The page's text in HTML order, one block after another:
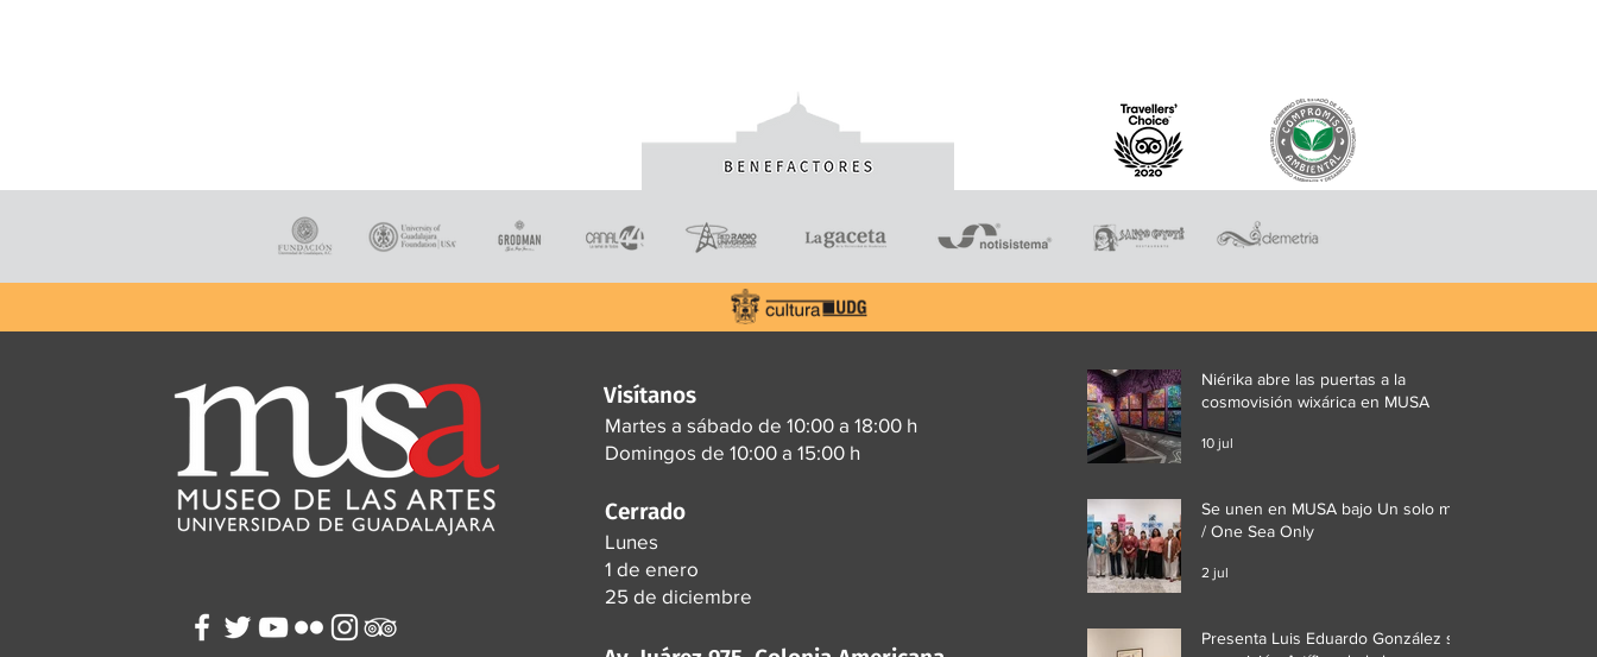
Visítanos
Martes a sábado de 10:00 a 18:00 h
Domingos de 10:00 a 15:00 h
Cerrado
Lunes
1 de enero
25 de diciembre
Niérika abre las puertas a la
cosmovisión wixárica en MUSA
10 jul
Se unen en MUSA bajo Un solo mar
/ One Sea Only
2 jul
Presenta Luis Eduardo González su